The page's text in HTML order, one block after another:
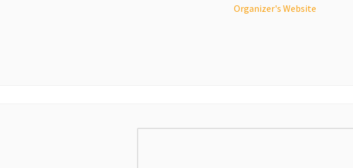
Organizer's Website